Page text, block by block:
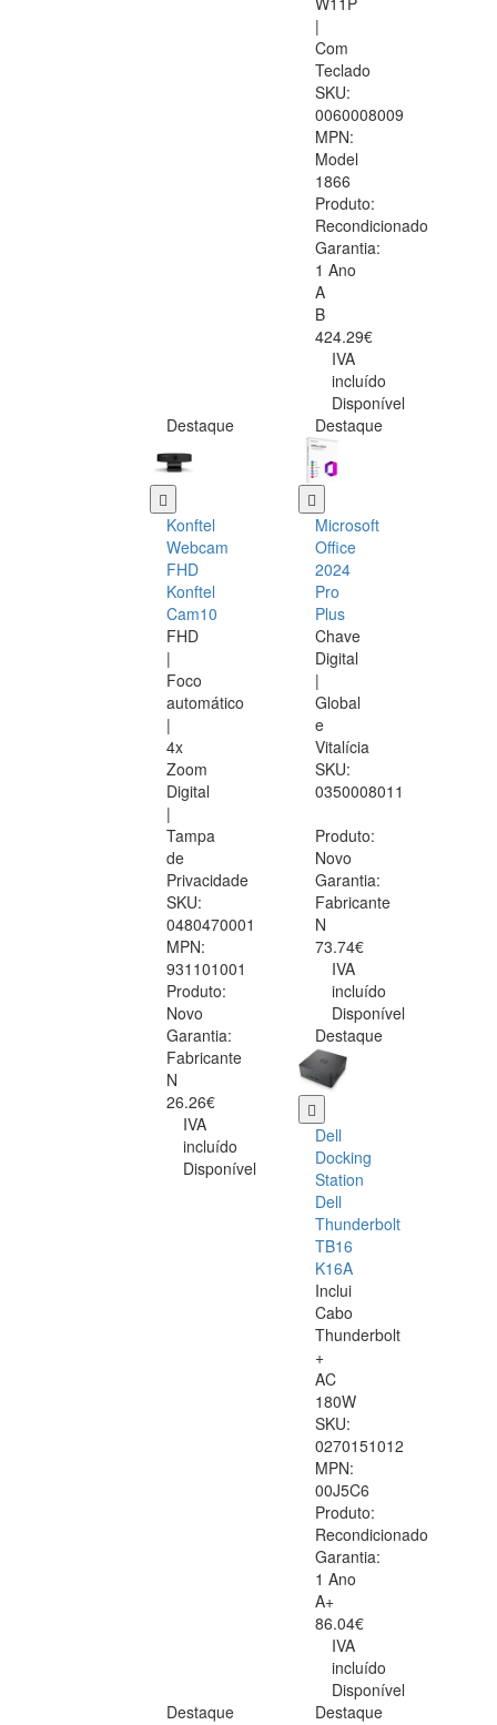
|
Com
Teclado
SKU:
0060008009
MPN:
Model
1866
Produto:
Recondicionado
Garantia:
1 Ano
A
B
424.29€
IVA
incluído
Disponível
Destaque
Konftel
Webcam
FHD
Konftel
Cam10
FHD
|
Foco
automático
|
4x
Zoom
Digital
|
Tampa
de
Privacidade
SKU:
0480470001
MPN:
931101001
Produto:
Novo
Garantia:
Fabricante
N
26.26€
IVA
incluído
Disponível
Destaque
Microsoft
Office
2024
Pro
Plus
Chave
Digital
|
Global
e
Vitalícia
SKU:
0350008011
Produto:
Novo
Garantia:
Fabricante
N
73.74€
IVA
incluído
Disponível
Destaque
Dell
Docking
Station
Dell
Thunderbolt
TB16
K16A
Inclui
Cabo
Thunderbolt
+
AC
180W
SKU:
0270151012
MPN:
00J5C6
Produto:
Recondicionado
Garantia:
1 Ano
A+
86.04€
IVA
incluído
Disponível
Destaque
Destaque